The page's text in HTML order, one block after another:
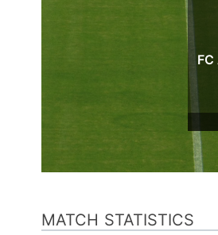
FC
MATCH STATISTICS